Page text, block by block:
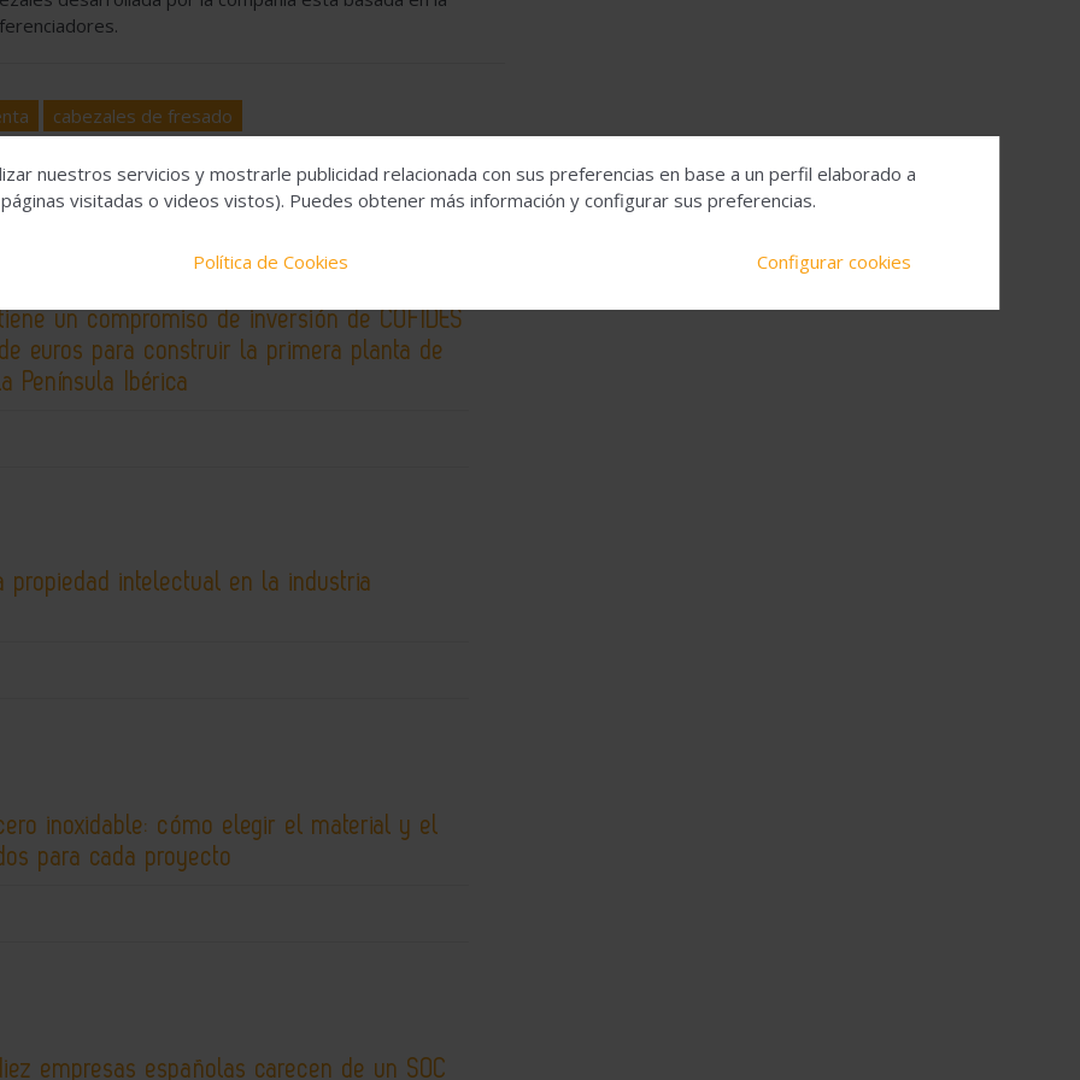
cabezales de fresado
un compromiso de inversión de COFIDES
euros para construir la primera planta de
Península Ibérica
propiedad intelectual en la industria
inoxidable: cómo elegir el material y el
para cada proyecto
empresas españolas carecen de un SOC
nuestros servicios y mostrarle publicidad relacionada con sus preferencias en base a un perfil elaborado a
visitadas o videos vistos). Puedes obtener más información y configurar sus preferencias.
Política de Cookies Configurar cookies